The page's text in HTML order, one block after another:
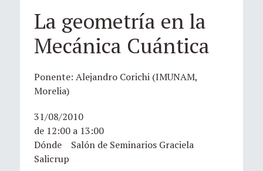
La geometría en la
Mecánica Cuántica
Ponente: Alejandro Corichi (IMUNAM,
Morelia)
31/08/2010
de 12:00 a 13:00
Dónde Salón de Seminarios Graciela
Salicrup